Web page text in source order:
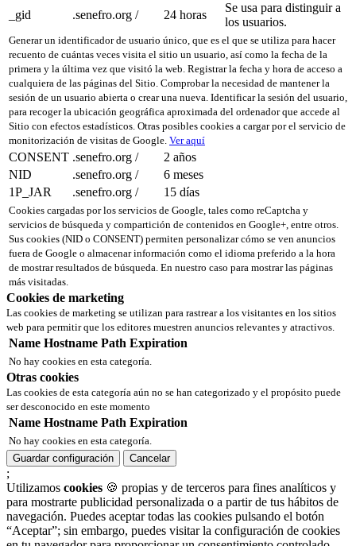
_gid
.senefro.org / 24 horas
Se usa para distinguir a
los usuarios.
Generar un identificador de usuario único, que es el que se utiliza para hacer
recuento de cuántas veces visita el sitio un usuario, así como la fecha de la
primera y la última vez que visitó la web. Registrar la fecha y hora de acceso a
cualquiera de las páginas del Sitio. Comprobar la necesidad de mantener la
sesión de un usuario abierta o crear una nueva. Identificar la sesión del usuario,
para recoger la ubicación geográfica aproximada del ordenador que accede al
Sitio con efectos estadísticos. Otras posibles cookies a cargar por el servicio de
monitorización de visitas de Google. Ver aquí
CONSENT .senefro.org /
2 años
NID
.senefro.org /
6 meses
1P_JAR
.senefro.org / 15 días
Cookies cargadas por los servicios de Google, tales como reCaptcha y
servicios de búsqueda y compartición de contenidos en Google+, entre otros.
Sus cookies (NID o CONSENT) permiten personalizar cómo se ven anuncios
fuera de Google o almacenar información como el idioma preferido a la hora
de mostrar resultados de búsqueda. En nuestro caso para mostrar las páginas
más visitadas.
Cookies de marketing
Las cookies de marketing se utilizan para rastrear a los visitantes en los sitios
web para permitir que los editores muestren anuncios relevantes y atractivos.
Name Hostname Path Expiration
No hay cookies en esta categoría.
Otras cookies
Las cookies de esta categoría aún no se han categorizado y el propósito puede
ser desconocido en este momento
Name Hostname Path Expiration
No hay cookies en esta categoría.
Guardar configuración
Cancelar
;
Utilizamos cookies 🍪 propias y de terceros para fines analíticos y
para mostrarte publicidad personalizada o a partir de tus hábitos de
navegación. Puedes aceptar todas las cookies pulsando el botón
“Aceptar”; sin embargo, puedes visitar la configuración de cookies